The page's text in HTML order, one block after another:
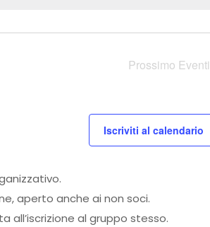
Prossimo Eventi
Iscriviti al calendario
aperto anche ai non soci.
all’iscrizione al gruppo stesso.